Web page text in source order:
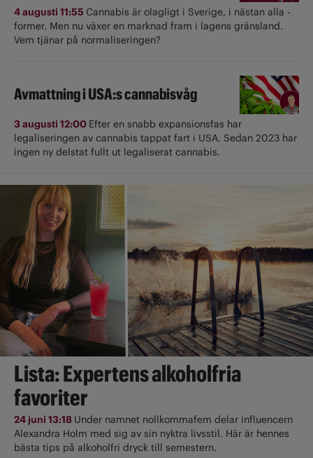
4 augusti 11:55 Cannabis är olagligt i ­Sverige, i nästan alla ­
former. Men nu växer en marknad fram i lagens gränsland.
Vem tjänar på normaliseringen?
Avmattning i USA:s cannabisvåg
3 augusti 12:00 Efter en snabb expansionsfas har
legaliseringen av cannabis tappat fart i USA. Sedan 2023 har
ingen ny delstat fullt ut ­legaliserat cannabis.
Lista: Expertens alkoholfria
favoriter
24 juni 13:18 Under namnet nollkommafem delar influencern
Alexandra Holm med sig av sin nyktra livsstil. Här är hennes
bästa tips på alkoholfri dryck till semestern.